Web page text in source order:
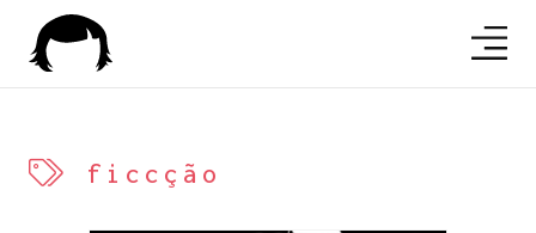
ficcção